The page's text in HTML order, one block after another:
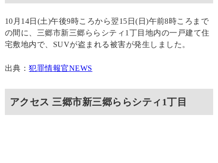
10月14日(土)午後9時ころから翌15日(日)午前8時ころまで
の間に、三郷市新三郷ららシティ1丁目地内の一戸建て住
宅敷地内で、SUVが盗まれる被害が発生しました。
出典：犯罪情報官NEWS
アクセス 三郷市新三郷ららシティ1丁目